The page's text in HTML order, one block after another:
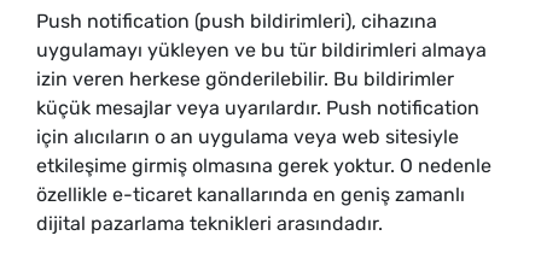
Push notification (push bildirimleri), cihazına
uygulamayı yükleyen ve bu tür bildirimleri almaya
izin veren herkese gönderilebilir. Bu bildirimler
küçük mesajlar veya uyarılardır. Push notification
için alıcıların o an uygulama veya web sitesiyle
etkileşime girmiş olmasına gerek yoktur. O nedenle
özellikle e-ticaret kanallarında en geniş zamanlı
dijital pazarlama teknikleri arasındadır.